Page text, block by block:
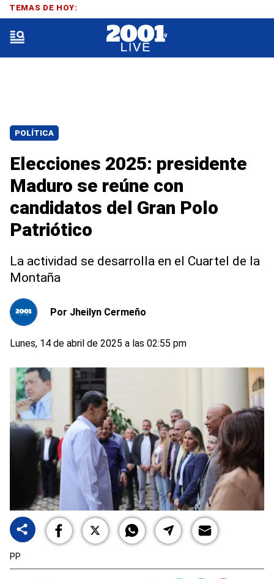
POLÍTICA
Elecciones 2025: presidente
Maduro se reúne con
candidatos del Gran Polo
Patriótico
La actividad se desarrolla en el Cuartel de la
Montaña
Por Jheilyn Cermeño
Lunes, 14 de abril de 2025 a las 02:55 pm
PP
TEMAS DE HOY: